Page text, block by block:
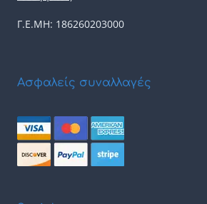
Γ.Ε.ΜΗ: 186260203000
Ασφαλείς συναλλαγές